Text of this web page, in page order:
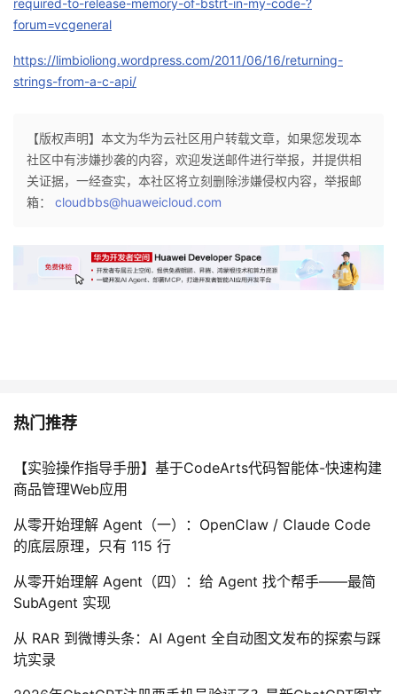
required-to-release-memory-of-bstrt-in-my-code-?
forum=vcgeneral
https://limbioliong.wordpress.com/2011/06/16/returning-
strings-from-a-c-api/
【版权声明】本文为华为云社区用户转载文章，如果您发现本
社区中有涉嫌抄袭的内容，欢迎发送邮件进行举报，并提供相
关证据，一经查实，本社区将立刻删除涉嫌侵权内容，举报邮
箱： cloudbbs@huaweicloud.com
热门推荐
【实验操作指导手册】基于CodeArts代码智能体-快速构建
商品管理Web应用
从零开始理解 Agent（一）：OpenClaw / Claude Code
的底层原理，只有 115 行
从零开始理解 Agent（四）：给 Agent 找个帮手——最简
SubAgent 实现
从 RAR 到微博头条：AI Agent 全自动图文发布的探索与踩
坑实录